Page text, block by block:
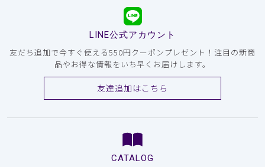
LINE公式アカウント
友だち追加で今すぐ使える550円クーポンプレゼント！注目の新商
品やお得な情報をいち早くお届けします。
友達追加はこちら
CATALOG